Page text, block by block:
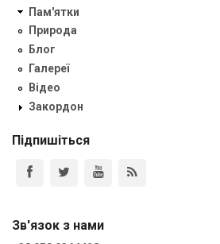
Пам'ятки
Природа
Блог
Галереї
Відео
Закордон
Підпишіться
Зв'язок з нами